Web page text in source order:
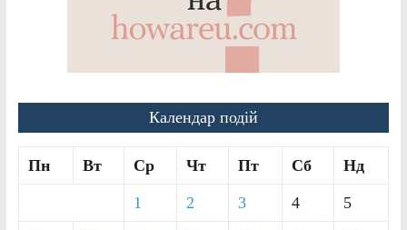
Календар подій
Пн Вт Ср Чт Пт Сб Нд
1 2 3 4 5